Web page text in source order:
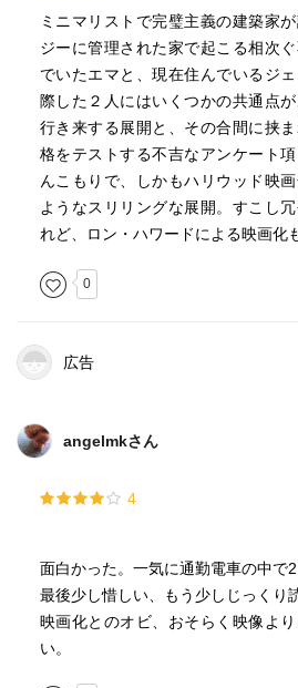
ミニマリストで完璧主義の建築家
ジーに管理された家で起こる相次
でいたエマと、現在住んでいるジ
際した２人にはいくつかの共通点
行き来する展開と、その合間に挟
格をテストする不吉なアンケート
んこもりで、しかもハリウッド映
ようなスリリングな展開。すこし
れど、ロン・ハワードによる映画化
0
広告
angelmkさん
4
面白かった。一気に通勤電車の中で2
最後少し惜しい、もう少しじっくり
映画化とのオビ、おそらく映像よ
い。